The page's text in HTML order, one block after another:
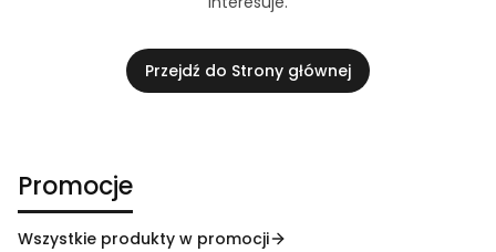
Przejdź do Strony głównej
Promocje
Wszystkie produkty w promocji